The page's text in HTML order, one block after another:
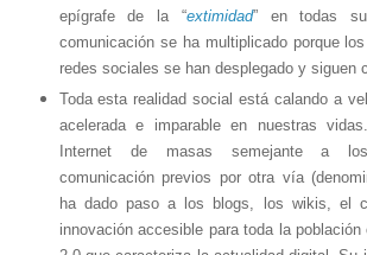
epígrafe de la “extimidad” en todas
comunicación se ha multiplicado porque
redes sociales se han desplegado y siguen
Toda esta realidad social está calando a
acelerada e imparable en nuestras
Internet de masas semejante a
comunicación previos por otra vía
ha dado paso a los blogs, los wikis, el
innovación accesible para toda la población